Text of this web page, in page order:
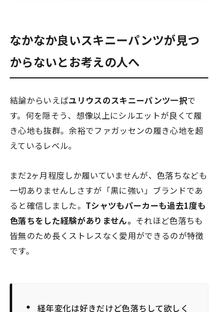
なかなか良いスキニーパンツが見つ
からないとお考えの人へ
結論からいえばユリウスのスキニーパンツ一択で
す。何を隠そう、想像以上にシルエットが良くて履
き心地も抜群。余裕でファガッセンの履き心地を超
えているレベル。
まだ2ヶ月程度しか履いていませんが、色落ちなども
一切ありませんしさすが「黒に強い」ブランドであ
ると確信しました。 Tシャツもパーカーも過去1度も
色落ちをした経験がありません。 それほど色落ちも
皆無のため長くストレスなく愛用ができるのが特徴
です。
経年変化は好きだけど色落ちして欲しく